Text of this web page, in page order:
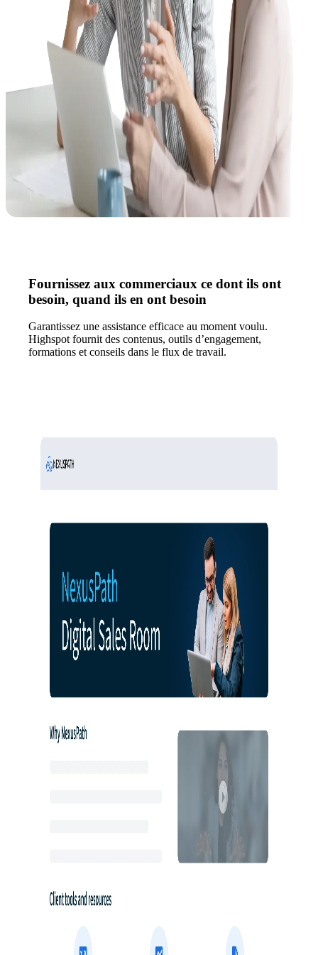
Fournissez aux commerciaux ce dont ils ont
besoin, quand ils en ont besoin
Garantissez une assistance efficace au moment voulu.
Highspot fournit des contenus, outils d’engagement,
formations et conseils dans le flux de travail.